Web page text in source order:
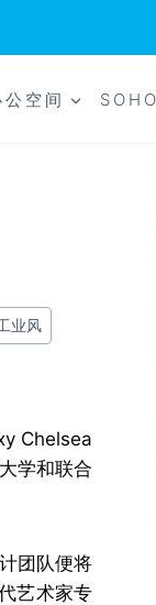
公空间
业风
Chelsea
学和联合
团队便将
艺术家专